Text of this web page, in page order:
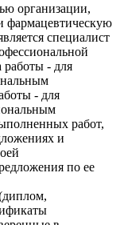
организации,
специалист
работы - для
- для
работ,
и
по ее